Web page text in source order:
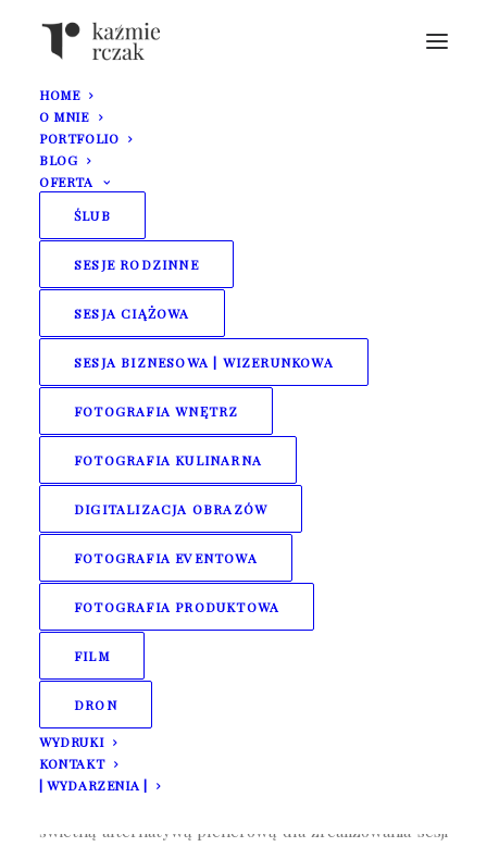
HOME
O MNIE
PORTFOLIO
BLOG
OFERTA
ŚLUB
SESJE RODZINNE
SESJA CIĄŻOWA
SESJA BIZNESOWA | WIZERUNKOWA
FOTOGRAFIA WNĘTRZ
FOTOGRAFIA KULINARNA
DIGITALIZACJA OBRAZÓW
FOTOGRAFIA EVENTOWA
FOTOGRAFIA PRODUKTOWA
FILM
DRON
WYDRUKI
KONTAKT
| WYDARZENIA |
Sesja ślubna w
opuszczonej szklarni |
Ania i Maciek
25 lutego 2020
Są miejsca, które z pozoru mogą sprawiać wrażenie nie
świetną alternatywą plenerową dla zrealizowania sesji